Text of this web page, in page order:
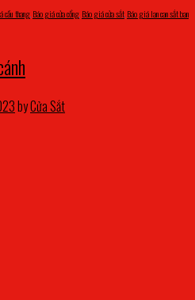
cầu thang Báo giá cửa cổng Báo giá cửa sắt Báo giá lan can sắt ban
byCửa Sắt